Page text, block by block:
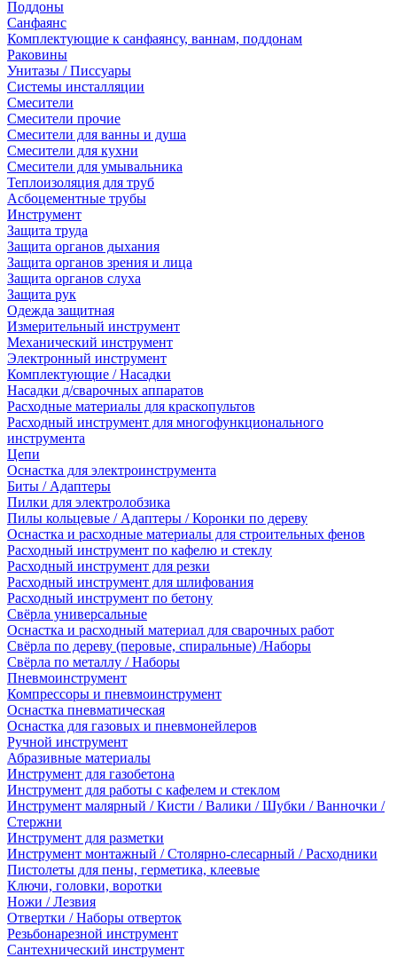
Поддоны
Санфаянс
Комплектующие к санфаянсу, ваннам, поддонам
Раковины
Унитазы / Писсуары
Системы инсталляции
Смесители
Смесители прочие
Смесители для ванны и душа
Смесители для кухни
Смесители для умывальника
Теплоизоляция для труб
Асбоцементные трубы
Инструмент
Защита труда
Защита органов дыхания
Защита органов зрения и лица
Защита органов слуха
Защита рук
Одежда защитная
Измерительный инструмент
Механический инструмент
Электронный инструмент
Комплектующие / Насадки
Насадки д/сварочных аппаратов
Расходные материалы для краскопультов
Расходный инструмент для многофункционального
инструмента
Цепи
Оснастка для электроинструмента
Биты / Адаптеры
Пилки для электролобзика
Пилы кольцевые / Адаптеры / Коронки по дереву
Оснастка и расходные материалы для строительных фенов
Расходный инструмент по кафелю и стеклу
Расходный инструмент для резки
Расходный инструмент для шлифования
Расходный инструмент по бетону
Свёрла универсальные
Оснастка и расходный материал для сварочных работ
Свёрла по дереву (перовые, спиральные) /Наборы
Свёрла по металлу / Наборы
Пневмоинструмент
Компрессоры и пневмоинструмент
Оснастка пневматическая
Оснастка для газовых и пневмонейлеров
Ручной инструмент
Абразивные материалы
Инструмент для газобетона
Инструмент для работы с кафелем и стеклом
Инструмент малярный / Кисти / Валики / Шубки / Ванночки /
Стержни
Инструмент для разметки
Инструмент монтажный / Столярно-слесарный / Расходники
Пистолеты для пены, герметика, клеевые
Ключи, головки, воротки
Ножи / Лезвия
Отвертки / Наборы отверток
Резьбонарезной инструмент
Сантехнический инструмент